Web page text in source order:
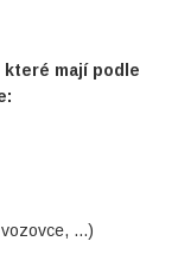
mají podle
...)